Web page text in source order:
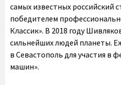
самых известных российский
победителем
Классик». В 2018 году
сильнейших людей планеты.
в Севастополь для участия в
машин».